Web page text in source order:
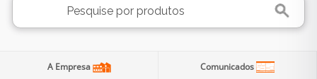
A Empresa Comunicados